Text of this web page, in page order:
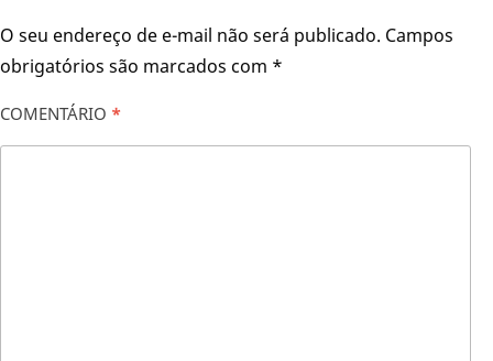
O seu endereço de e-mail não será publicado. Campos
obrigatórios são marcados com *
COMENTÁRIO *